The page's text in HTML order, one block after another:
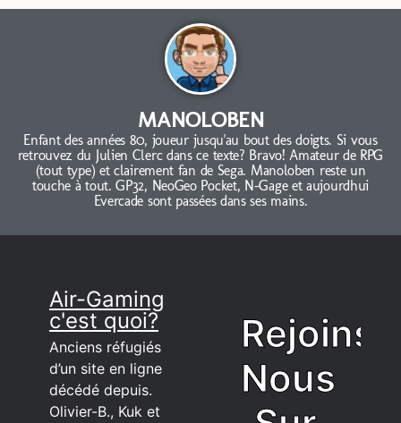
MANOLOBEN
Enfant des années 80, joueur jusqu'au bout des doigts. Si vous
retrouvez du Julien Clerc dans ce texte? Bravo! Amateur de RPG
(tout type) et clairement fan de Sega. Manoloben reste un
touche à tout. GP32, NeoGeo Pocket, N-Gage et aujourdhui
Evercade sont passées dans ses mains.
Air-Gaming
c'est quoi?
Anciens réfugiés
d’un site en ligne
décédé depuis.
Olivier-B., Kuk et
Rejoins
Nous